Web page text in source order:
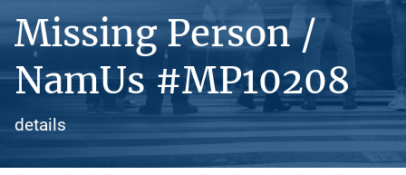
Missing Person /
NamUs #MP10208
details